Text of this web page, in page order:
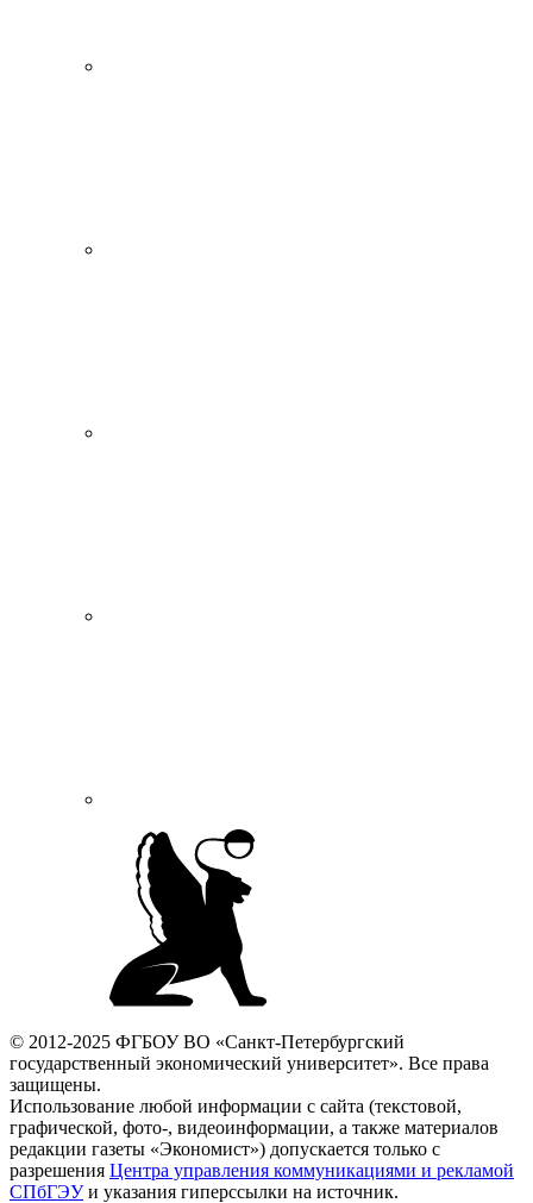
© 2012-2025 ФГБОУ ВО «Санкт-Петербургский
государственный экономический университет». Все права
защищены.
Использование любой информации с сайта (текстовой,
графической, фото-, видеоинформации, а также материалов
редакции газеты «Экономист») допускается только с
разрешения Центра управления коммуникациями и рекламой
СПбГЭУи указания гиперссылки на источник.